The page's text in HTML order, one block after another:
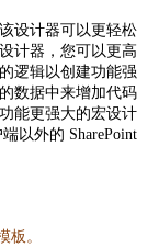
设计器可以更轻松
计器，您可以更高
逻辑以创建功能强
数据中来增加代码
能更强大的宏设计
以外的 SharePoint
板。